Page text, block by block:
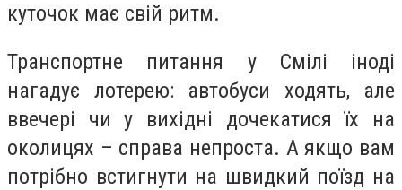
куточок має свій ритм.
Транспортне питання у Смілі іноді
нагадує лотерею: автобуси ходять, але
ввечері чи у вихідні дочекатися їх на
околицях – справа непроста. А якщо вам
потрібно встигнути на швидкий поїзд на